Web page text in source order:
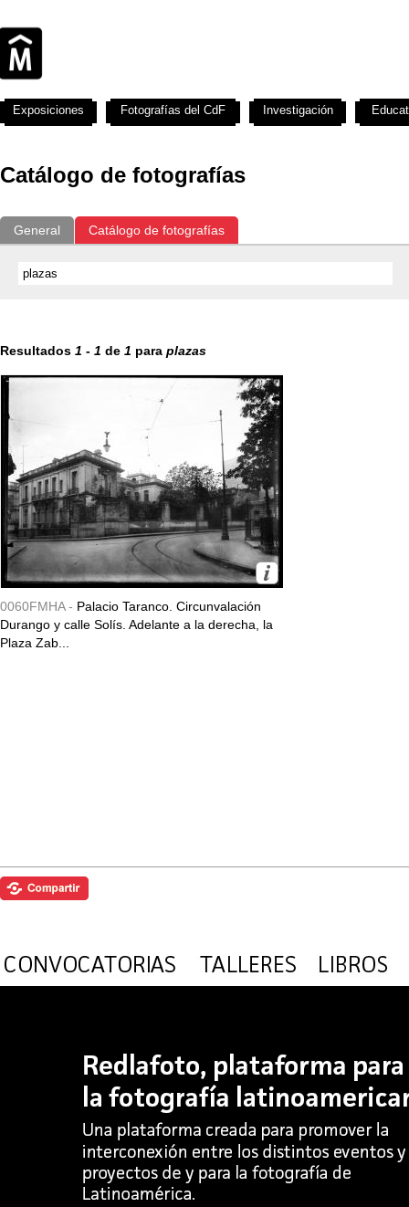
Catálogo de fotografías
General Catálogo de fotografías
Resultados 1 - 1 de 1 para plazas
0060FMHA - Palacio Taranco. Circunvalación
Durango y calle Solís. Adelante a la derecha, la
Plaza Zab...
Exposiciones Fotografías del CdF Investigación